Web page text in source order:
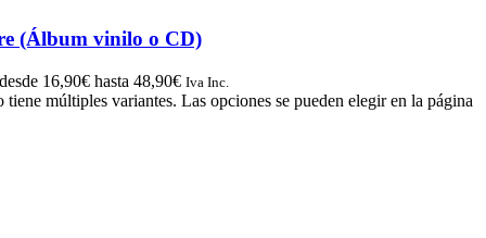
(Álbum vinilo o CD)
16,90€ hasta 48,90€ Iva Inc.
tiene múltiples variantes. Las opciones se pueden elegir en la página